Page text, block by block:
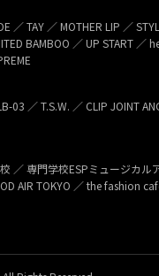
／ TAY ／ MOTHER LIP ／
BAMBOO ／ UP START ／
03 ／ T.S.W. ／ CLIP JOINT
／ 専門学校ESPミュージカル
AIR TOKYO ／ the fashion